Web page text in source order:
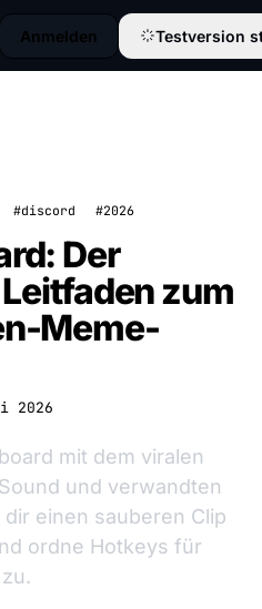
Anmelden Testversion
#discord #2026
Der
zum
Meme-
2026
mit dem viralen
und verwandten
einen sauberen Clip
ordne Hotkeys für